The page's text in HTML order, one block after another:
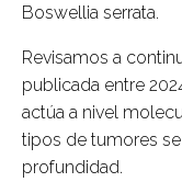
Boswellia serrata.
Revisamos a
publicada entre
actúa a nivel
tipos de tumores
profundidad.